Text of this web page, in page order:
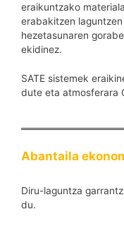
eraikuntzako
erabakitzen
hezetasunaren
ekidinez.
SATE sistemek
dute eta atmosferara
Abantaila
Diru-laguntza
du.